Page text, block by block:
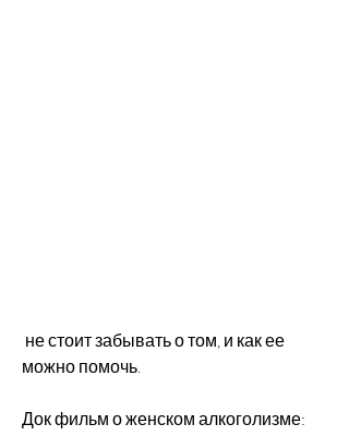
можно помочь.
Док фильм о женском алкоголизме: